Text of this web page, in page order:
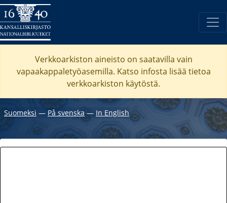
Verkkoarkiston aineisto on saatavilla vain
vapaakappaletyöasemilla. Katso infosta lisää tietoa
verkkoarkiston käytöstä.
Suomeksi ― På svenska― In English